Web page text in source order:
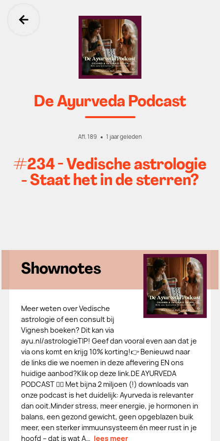
Ga terug
De Ayurveda Podcast
Afl. 189 1 jaar geleden
#234 - Vedische astrologie
- Staat het in de sterren?
Shownotes
Meer weten over Vedische
astrologie of een consult bij
Vignesh boeken? Dit kan via
ayu.nl/astrologieTIP! Geef dan vooral even aan dat je
via ons komt en krijg 10% korting!👉 Benieuwd naar
de links die we noemen in deze aflevering EN ons
huidige aanbod?Klik op deze link.DE AYURVEDA
PODCAST 👉🏻 Met bijna 2 miljoen (!) downloads van
onze podcast is het duidelijk: Ayurveda is relevanter
dan ooit.Minder stress, meer energie, je hormonen in
balans, een gezond gewicht, geen opgeblazen buik
meer, een sterker immuunsysteem én meer rust in je
hoofd – dat is wat A… lees meer